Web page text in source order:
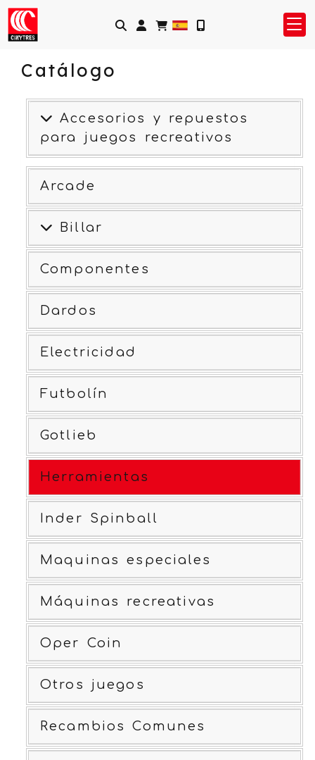
Identifícate
Catálogo
Accesorios y repuestos
para juegos recreativos
Arcade
Billar
Componentes
Dardos
Electricidad
Futbolín
Gotlieb
Herramientas
Inder Spinball
Maquinas especiales
Máquinas recreativas
Oper Coin
Otros juegos
Recambios Comunes